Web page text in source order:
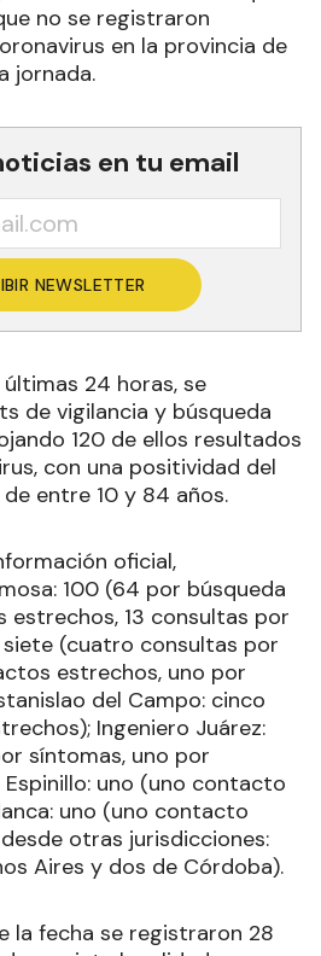
no se registraron
en la provincia de
jornada.
en tu email
NEWSLETTER
24 horas, se
de vigilancia y búsqueda
120 de ellos resultados
con una positividad del
entre 10 y 84 años.
oficial,
100 (64 por búsqueda
13 consultas por
(cuatro consultas por
estrechos, uno por
del Campo: cinco
Ingeniero Juárez:
síntomas, uno por
Espinillo: uno (uno contacto
uno (uno contacto
otras jurisdicciones:
Aires y dos de Córdoba).
la fecha se registraron 28